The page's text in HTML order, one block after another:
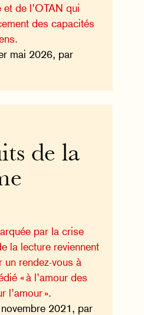
de l’OTAN qui
des capacités
mai 2026, par
de la
par la crise
la lecture reviennent
rendez-vous à
« à l’amour des
l’amour ».
2021, par